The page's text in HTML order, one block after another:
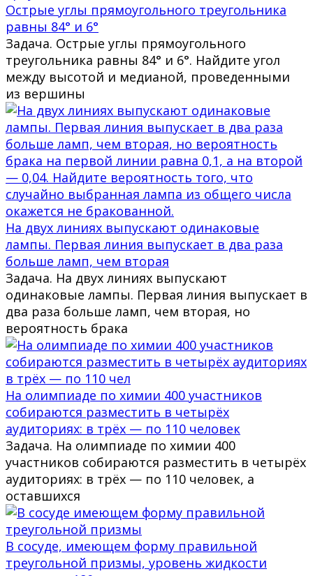
Острые углы прямоугольного треугольника
равны 84° и 6°
Задача. Острые углы прямоугольного
треугольника равны 84° и 6°. Найдите угол
между высотой и медианой, проведенными
из вершины
На двух линиях выпускают одинаковые
лампы. Первая линия выпускает в два раза
больше ламп, чем вторая
Задача. На двух линиях выпускают
одинаковые лампы. Первая линия выпускает в
два раза больше ламп, чем вторая, но
вероятность брака
На олимпиаде по химии 400 участников
собираются разместить в четырёх
аудиториях: в трёх — по 110 человек
Задача. На олимпиаде по химии 400
участников собираются разместить в четырёх
аудиториях: в трёх — по 110 человек, а
оставшихся
В сосуде, имеющем форму правильной
треугольной призмы, уровень жидкости